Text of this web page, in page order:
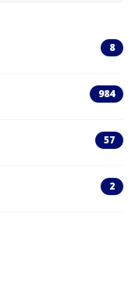
8
984
57
2